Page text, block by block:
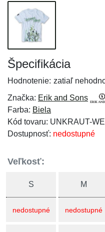
Špecifikácia
Hodnotenie: zatiaľ
Značka: Erik and Sons
Farba: Biela
Kód tovaru: UNKRAUT-
Dostupnosť: nedostupné
Veľkosť:
S
nedostupné
M
nedostupné